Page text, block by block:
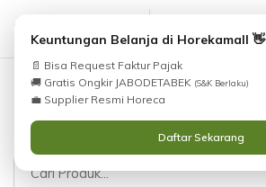
(021) 38783380
Keuntungan Belanja di Horekamall 👋
📄 Bisa Request Faktur Pajak
🚚 Gratis Ongkir JABODETABEK (S&K Berlaku)
💼 Supplier Resmi Horeca
Daftar Sekarang